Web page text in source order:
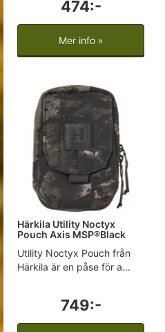
474:-
Mer info »
Härkila Utility Noctyx
Pouch Axis MSP®Black
Utility Noctyx Pouch från
Härkila är en påse för a...
749:-